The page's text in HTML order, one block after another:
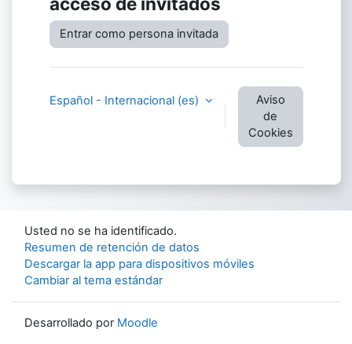
Entrar como persona invitada
Español - Internacional ‎(es)‎
Aviso
de
Cookies
Usted no se ha identificado.
Resumen de retención de datos
Descargar la app para dispositivos móviles
Cambiar al tema estándar
Desarrollado por Moodle